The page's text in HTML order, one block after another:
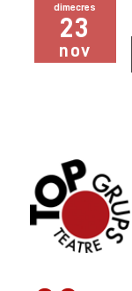
dimecres
23
nov